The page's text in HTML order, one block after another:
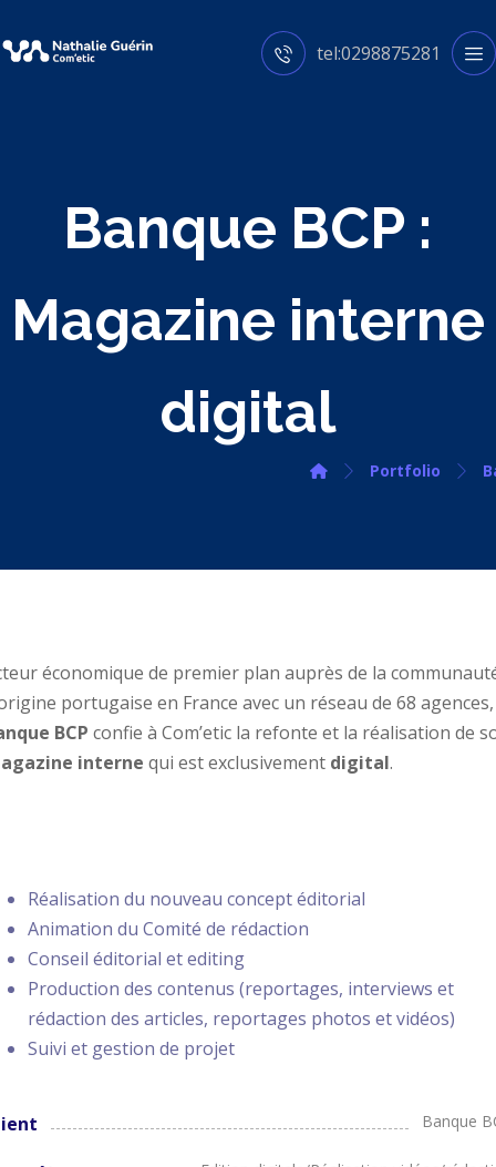
tel:0298875281
Banque BCP :
Magazine interne
digital
Portfolio
économique de premier plan auprès de la
portugaise en France avec un réseau de 68
BCP confie à Com’etic la refonte et la réalisation de
interne qui est exclusivement digital.
Réalisation du nouveau concept éditorial
Animation du Comité de rédaction
Conseil éditorial et editing
Production des contenus (reportages, interviews et
rédaction des articles, reportages photos et vidéos)
Suivi et gestion de projet
Banque